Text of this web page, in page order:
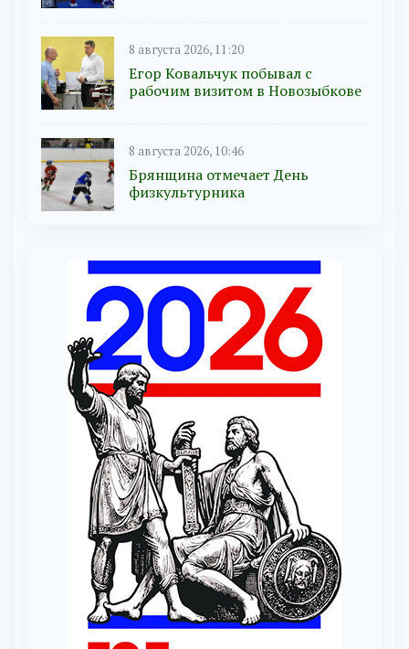
8 августа 2026, 11:20
Егор Ковальчук побывал с
рабочим визитом в Новозыбкове
8 августа 2026, 10:46
Брянщина отмечает День
физкультурника